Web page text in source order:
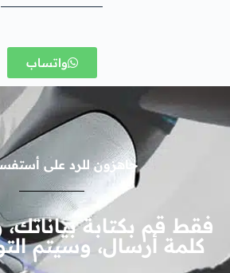
واتساب
جاهزون للرد على
فقط قم بكتابة
كلمة أرسال، وسيتم